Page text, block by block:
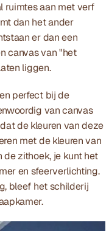
ruimtes aan met verf
dan het ander
er dan een
canvas van "het
liggen.
van canvas
de kleuren van deze
met de kleuren van
de zithoek, je kunt het
en sfeerverlichting.
bleef het schilderij